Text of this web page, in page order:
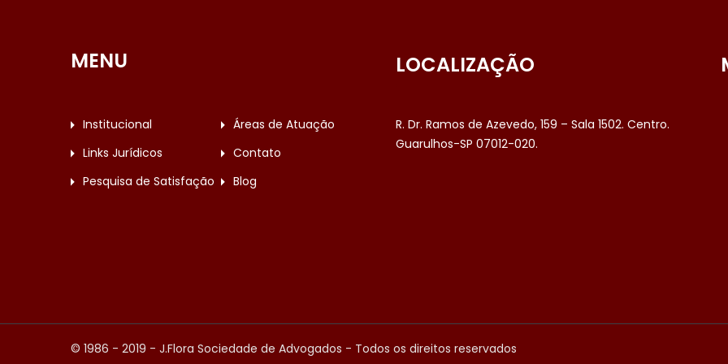
MENU
Institucional
Áreas de Atuação
Links Jurídicos
Contato
Pesquisa de Satisfação
Blog
LOCALIZAÇÃO
R. Dr. Ramos de Azevedo, 159 – Sala 1502. Centro.
Guarulhos-SP 07012-020.
© 1986 - 2019 - J.Flora Sociedade de Advogados - Todos os direitos reservados